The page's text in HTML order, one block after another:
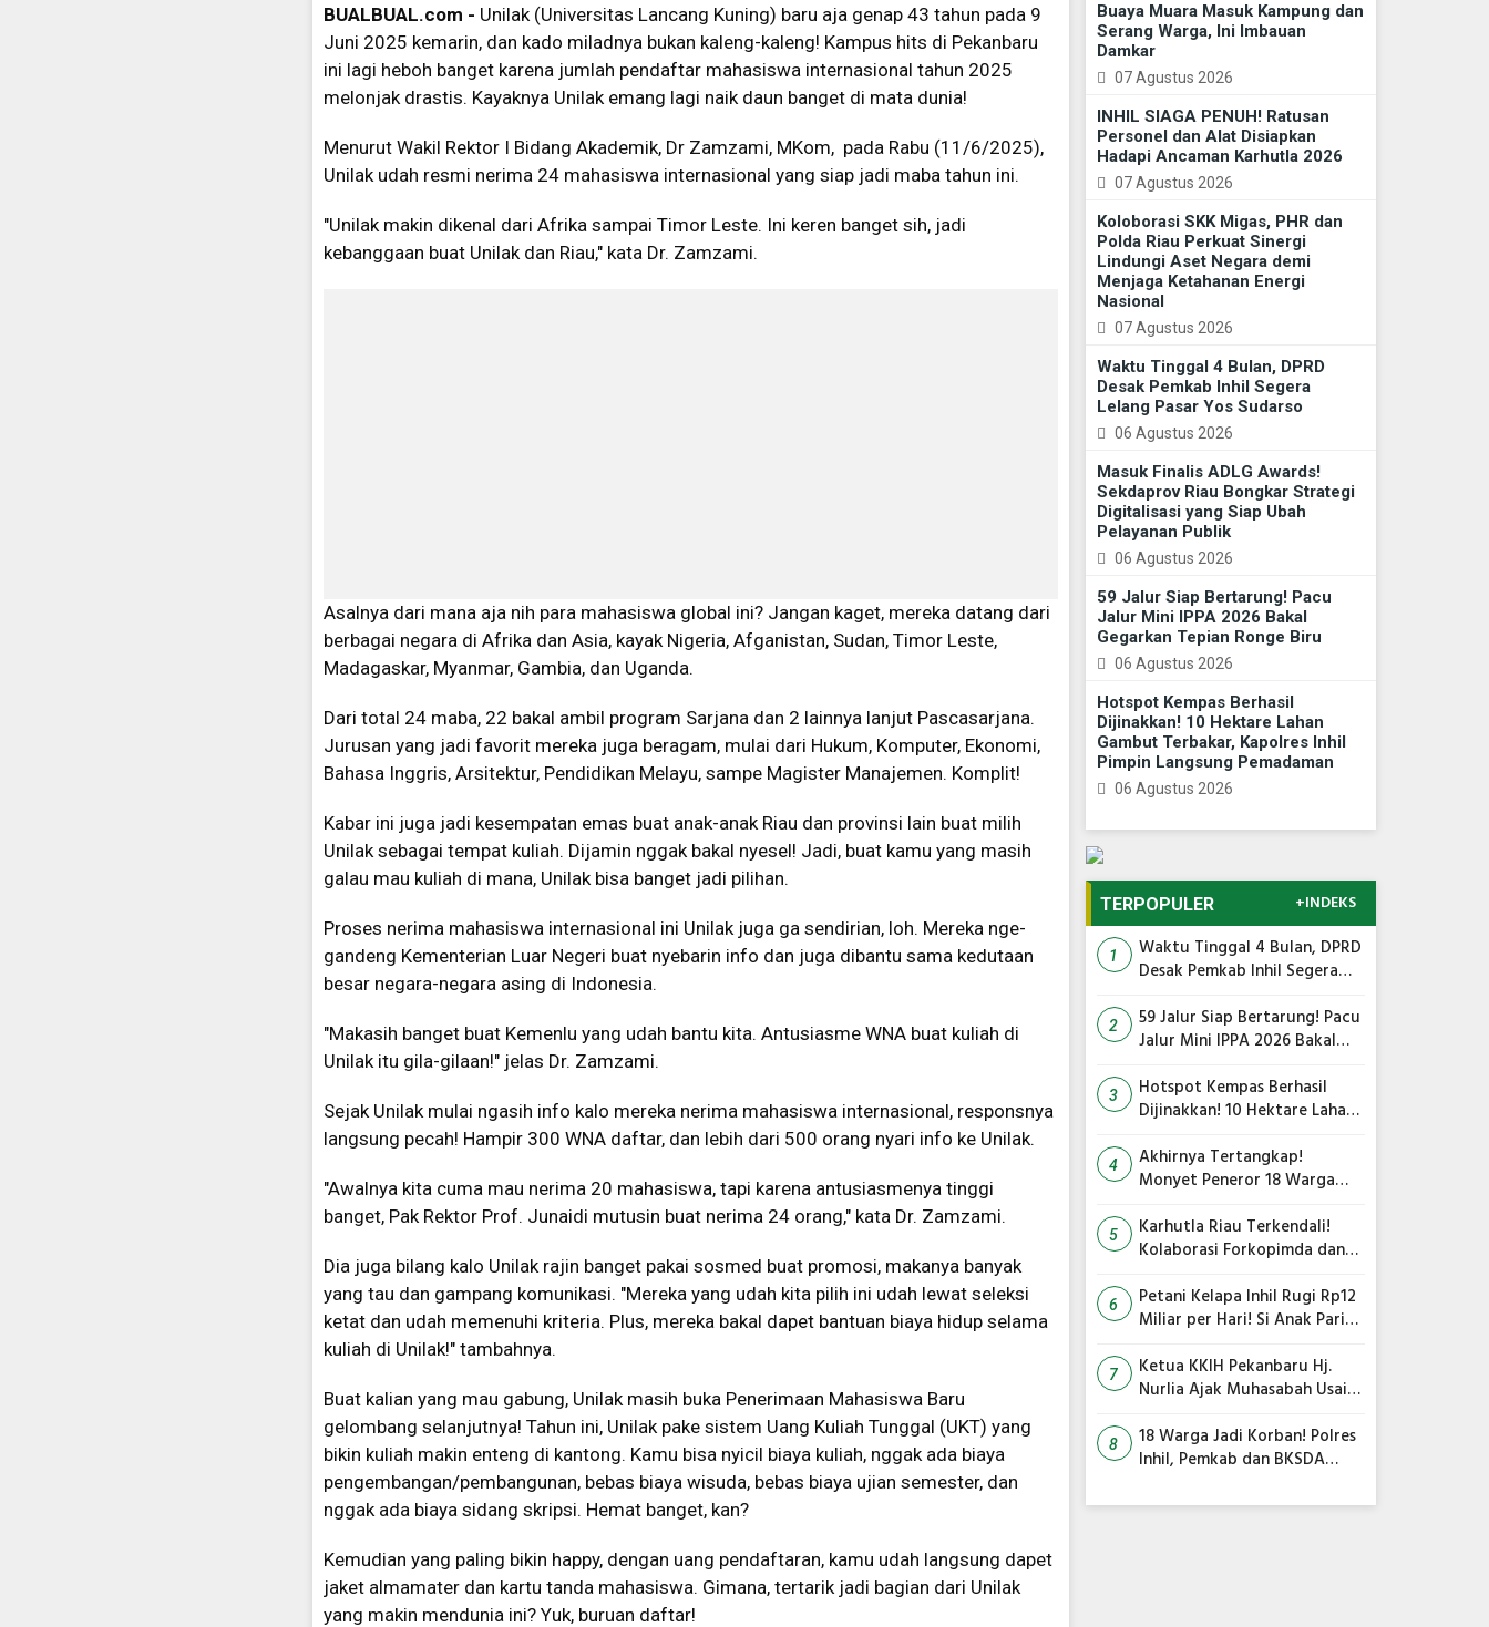
BUALBUAL.com - Unilak (Universitas Lancang Kuning) baru aja genap 43 tahun pada 9
Juni 2025 kemarin, dan kado miladnya bukan kaleng-kaleng! Kampus hits di Pekanbaru
ini lagi heboh banget karena jumlah pendaftar mahasiswa internasional tahun 2025
melonjak drastis. Kayaknya Unilak emang lagi naik daun banget di mata dunia!
Menurut Wakil Rektor I Bidang Akademik, Dr Zamzami, MKom, pada Rabu (11/6/2025),
Unilak udah resmi nerima 24 mahasiswa internasional yang siap jadi maba tahun ini.
"Unilak makin dikenal dari Afrika sampai Timor Leste. Ini keren banget sih, jadi
kebanggaan buat Unilak dan Riau," kata Dr. Zamzami.
Asalnya dari mana aja nih para mahasiswa global ini? Jangan kaget, mereka datang dari
berbagai negara di Afrika dan Asia, kayak Nigeria, Afganistan, Sudan, Timor Leste,
Madagaskar, Myanmar, Gambia, dan Uganda.
Dari total 24 maba, 22 bakal ambil program Sarjana dan 2 lainnya lanjut Pascasarjana.
Jurusan yang jadi favorit mereka juga beragam, mulai dari Hukum, Komputer, Ekonomi,
Bahasa Inggris, Arsitektur, Pendidikan Melayu, sampe Magister Manajemen. Komplit!
Kabar ini juga jadi kesempatan emas buat anak-anak Riau dan provinsi lain buat milih
Unilak sebagai tempat kuliah. Dijamin nggak bakal nyesel! Jadi, buat kamu yang masih
galau mau kuliah di mana, Unilak bisa banget jadi pilihan.
Proses nerima mahasiswa internasional ini Unilak juga ga sendirian, loh. Mereka nge-
gandeng Kementerian Luar Negeri buat nyebarin info dan juga dibantu sama kedutaan
besar negara-negara asing di Indonesia.
"Makasih banget buat Kemenlu yang udah bantu kita. Antusiasme WNA buat kuliah di
Unilak itu gila-gilaan!" jelas Dr. Zamzami.
Sejak Unilak mulai ngasih info kalo mereka nerima mahasiswa internasional, responsnya
langsung pecah! Hampir 300 WNA daftar, dan lebih dari 500 orang nyari info ke Unilak.
"Awalnya kita cuma mau nerima 20 mahasiswa, tapi karena antusiasmenya tinggi
banget, Pak Rektor Prof. Junaidi mutusin buat nerima 24 orang," kata Dr. Zamzami.
Dia juga bilang kalo Unilak rajin banget pakai sosmed buat promosi, makanya banyak
yang tau dan gampang komunikasi. "Mereka yang udah kita pilih ini udah lewat seleksi
ketat dan udah memenuhi kriteria. Plus, mereka bakal dapet bantuan biaya hidup selama
kuliah di Unilak!" tambahnya.
Buat kalian yang mau gabung, Unilak masih buka Penerimaan Mahasiswa Baru
gelombang selanjutnya! Tahun ini, Unilak pake sistem Uang Kuliah Tunggal (UKT) yang
bikin kuliah makin enteng di kantong. Kamu bisa nyicil biaya kuliah, nggak ada biaya
pengembangan/pembangunan, bebas biaya wisuda, bebas biaya ujian semester, dan
nggak ada biaya sidang skripsi. Hemat banget, kan?
Kemudian yang paling bikin happy, dengan uang pendaftaran, kamu udah langsung dapet
jaket almamater dan kartu tanda mahasiswa. Gimana, tertarik jadi bagian dari Unilak
yang makin mendunia ini? Yuk, buruan daftar!
Buaya Muara Masuk Kampung dan
Serang Warga, Ini Imbauan
Damkar
07 Agustus 2026
INHIL SIAGA PENUH! Ratusan
Personel dan Alat Disiapkan
Hadapi Ancaman Karhutla 2026
07 Agustus 2026
Koloborasi SKK Migas, PHR dan
Polda Riau Perkuat Sinergi
Lindungi Aset Negara demi
Menjaga Ketahanan Energi
Nasional
07 Agustus 2026
Waktu Tinggal 4 Bulan, DPRD
Desak Pemkab Inhil Segera
Lelang Pasar Yos Sudarso
06 Agustus 2026
Masuk Finalis ADLG Awards!
Sekdaprov Riau Bongkar Strategi
Digitalisasi yang Siap Ubah
Pelayanan Publik
06 Agustus 2026
59 Jalur Siap Bertarung! Pacu
Jalur Mini IPPA 2026 Bakal
Gegarkan Tepian Ronge Biru
06 Agustus 2026
Hotspot Kempas Berhasil
Dijinakkan! 10 Hektare Lahan
Gambut Terbakar, Kapolres Inhil
Pimpin Langsung Pemadaman
06 Agustus 2026
TERPOPULER +INDEKS
1
Waktu Tinggal 4 Bulan, DPRD
Desak Pemkab Inhil Segera
2
59 Jalur Siap Bertarung! Pacu
Jalur Mini IPPA 2026 Bakal
3
Hotspot Kempas Berhasil
Dijinakkan! 10 Hektare Lahan
Inhil Pimpin Langsung
Pemadaman
4
Akhirnya Tertangkap!
Monyet Peneror 18 Warga
5
Karhutla Riau Terkendali!
Kolaborasi Forkopimda dan
Utama
6
Petani Kelapa Inhil Rugi Rp12
Miliar per Hari! Si Anak Parit
Terus Anjlok
7
Ketua KKIH Pekanbaru Hj.
Nurlia Ajak Muhasabah Usai
Serangan Monyet di
Tembilahan
8
18 Warga Jadi Korban! Polres
Inhil, Pemkab dan BKSDA
Peneror Tembilahan